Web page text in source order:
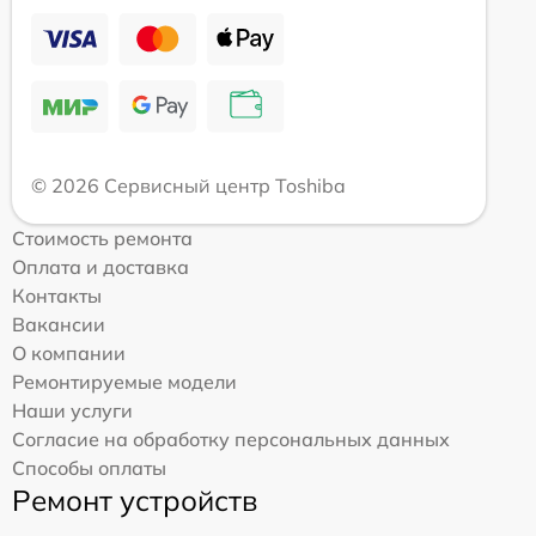
© 2026 Сервисный центр Toshiba
Стоимость ремонта
Оплата и доставка
Контакты
Вакансии
О компании
Ремонтируемые модели
Наши услуги
Согласие на обработку персональных данных
Способы оплаты
Ремонт устройств